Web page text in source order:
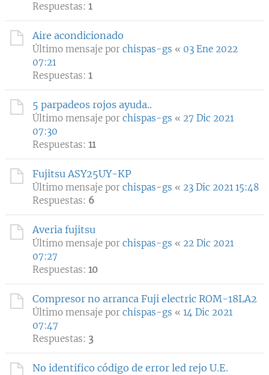
Respuestas: 1
Aire acondicionado
Último mensaje por chispas-gs « 03 Ene 2022
07:21
Respuestas: 1
5 parpadeos rojos ayuda..
Último mensaje por chispas-gs « 27 Dic 2021
07:30
Respuestas: 11
Fujitsu ASY25UY-KP
Último mensaje por chispas-gs « 23 Dic 2021 15:48
Respuestas: 6
Averia fujitsu
Último mensaje por chispas-gs « 22 Dic 2021
07:27
Respuestas: 10
Compresor no arranca Fuji electric ROM-18LA2
Último mensaje por chispas-gs « 14 Dic 2021
07:47
Respuestas: 3
No identifico código de error led rejo U.E.